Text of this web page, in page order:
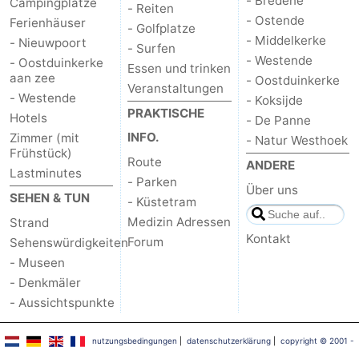
Ferienhäuser
- Nieuwpoort
- Oostduinkerke
aan zee
- Westende
Hotels
Zimmer (mit
Frühstück)
Lastminutes
SEHEN & TUN
Strand
Sehenswürdigkeiten
- Museen
- Denkmäler
- Aussichtspunkte
- Reiten
- Golfplatze
- Surfen
Essen und trinken
Veranstaltungen
PRAKTISCHE
INFO.
Route
- Parken
- Küstetram
Medizin Adressen
Forum
- Ostende
- Middelkerke
- Westende
- Oostduinkerke
- Koksijde
- De Panne
- Natur Westhoek
ANDERE
Über uns
Kontakt
nutzungsbedingungen datenschutzerklärung| copyright © 2001 -